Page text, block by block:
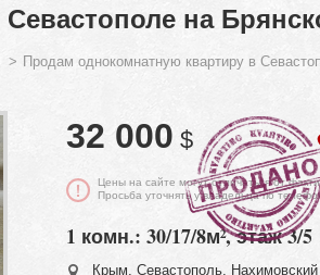
на
> Продам однокомнатную квартиру в
32 000 $
Цены на сайте могут отличаться от
Просьба уточнять у владельца по
1 комн.: 30/17/8м², этаж 3/5
Крым, Севастополь,